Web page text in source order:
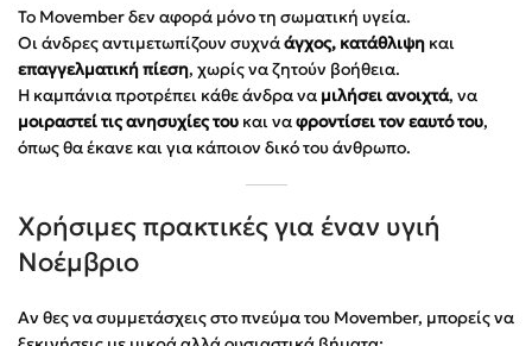
Το Movember δεν αφορά μόνο τη σωματική υγεία.
Οι άνδρες αντιμετωπίζουν συχνάάγχος, κατάθλιψη και
επαγγελματική πίεση, χωρίς να ζητούν βοήθεια.
Η καμπάνια προτρέπει κάθε άνδρα να μιλήσει ανοιχτά, να
μοιραστεί τις ανησυχίες του και ναφροντίσει τον εαυτό του,
όπως θα έκανε και για κάποιον δικό του άνθρωπο.
Χρήσιμες πρακτικές για έναν υγιή
Νοέμβριο
Αν θες να συμμετάσχεις στο πνεύμα του Movember, μπορείς να